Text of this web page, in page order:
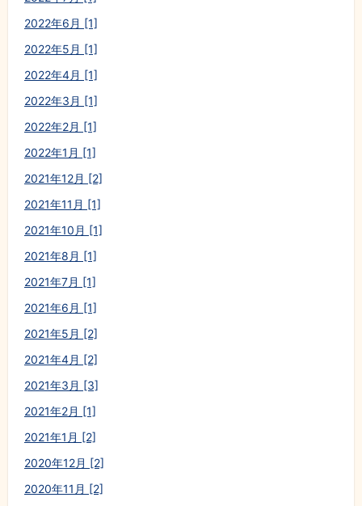
2022年6月 [1]
2022年5月 [1]
2022年4月 [1]
2022年3月 [1]
2022年2月 [1]
2022年1月 [1]
2021年12月 [2]
2021年11月 [1]
2021年10月 [1]
2021年8月 [1]
2021年7月 [1]
2021年6月 [1]
2021年5月 [2]
2021年4月 [2]
2021年3月 [3]
2021年2月 [1]
2021年1月 [2]
2020年12月 [2]
2020年11月 [2]